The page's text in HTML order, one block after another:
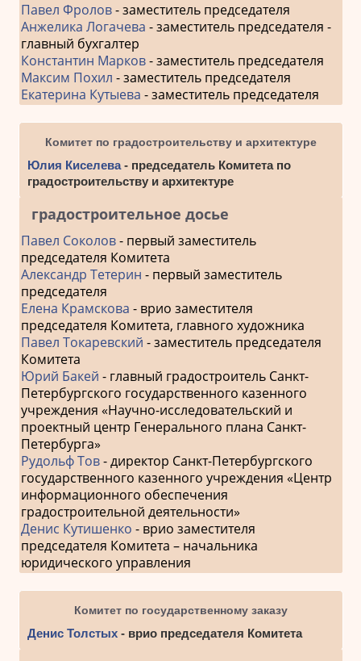
Павел Фролов- заместитель председателя
Анжелика Логачева - заместитель председателя -
главный бухгалтер
Константин Марков- заместитель председателя
Максим Похил - заместитель председателя
Екатерина Кутыева - заместитель председателя
Комитет по градостроительству и архитектуре
Юлия Киселева- председатель Комитета по
градостроительству и архитектуре
градостроительное досье
Павел Соколов- первый заместитель
председателя Комитета
Александр Тетерин - первый заместитель
председателя
Елена Крамскова - врио заместителя
председателя Комитета, главного художника
Павел Токаревский - заместитель председателя
Комитета
Юрий Бакей - главный градостроитель Санкт-
Петербургского государственного казенного
учреждения «Научно-исследовательский и
проектный центр Генерального плана Санкт-
Петербурга»
Рудольф Тов- директор Санкт-Петербургского
государственного казенного учреждения «Центр
информационного обеспечения
градостроительной деятельности»
Денис Кутишенко - врио заместителя
председателя Комитета – начальника
юридического управления
Комитет по государственному заказу
Денис Толстых- врио председателя Комитета